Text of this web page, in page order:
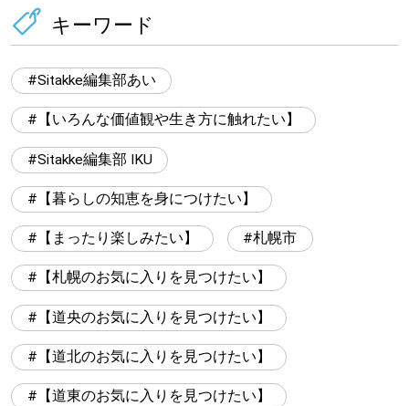
キーワード
Sitakke編集部あい
【いろんな価値観や生き方に触れたい】
Sitakke編集部 IKU
【暮らしの知恵を身につけたい】
【まったり楽しみたい】 札幌市
【札幌のお気に入りを見つけたい】
【道央のお気に入りを見つけたい】
【道北のお気に入りを見つけたい】
【道東のお気に入りを見つけたい】